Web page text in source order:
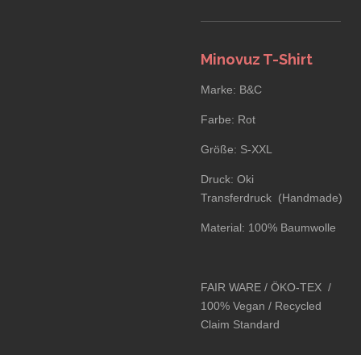
Minovuz T-Shirt
Marke: B&C
Farbe: Rot
Größe: S-XXL
Druck: Oki
Transferdruck (Handmade)
Material: 100% Baumwolle
FAIR WARE / ÖKO-TEX /
100% Vegan / Recycled
Claim Standard